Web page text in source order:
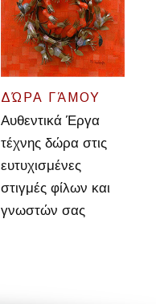
ΔΏΡΑ ΓΆΜΟΥ
Αυθεντικά Έργα
τέχνης δώρα στις
ευτυχισμένες
στιγμές φίλων και
γνωστών σας